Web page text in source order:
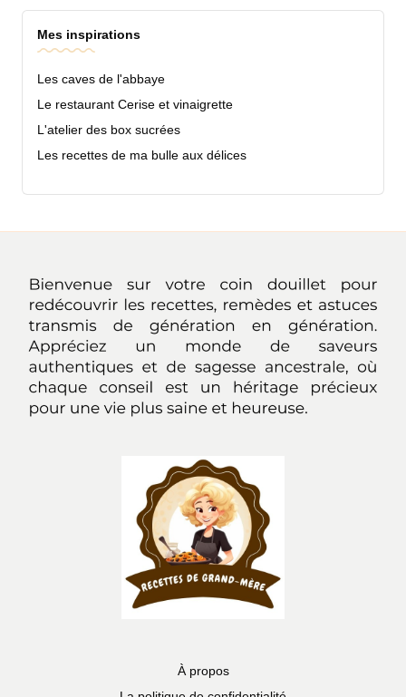
Mes inspirations
Les caves de l'abbaye
Le restaurant Cerise et vinaigrette
L'atelier des box sucrées
Les recettes de ma bulle aux délices
À propos